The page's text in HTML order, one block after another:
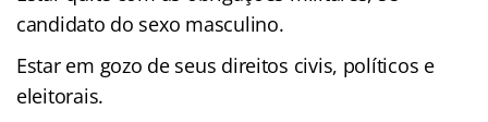
candidato do sexo masculino.
Estar em gozo de seus direitos civis, políticos e
eleitorais.